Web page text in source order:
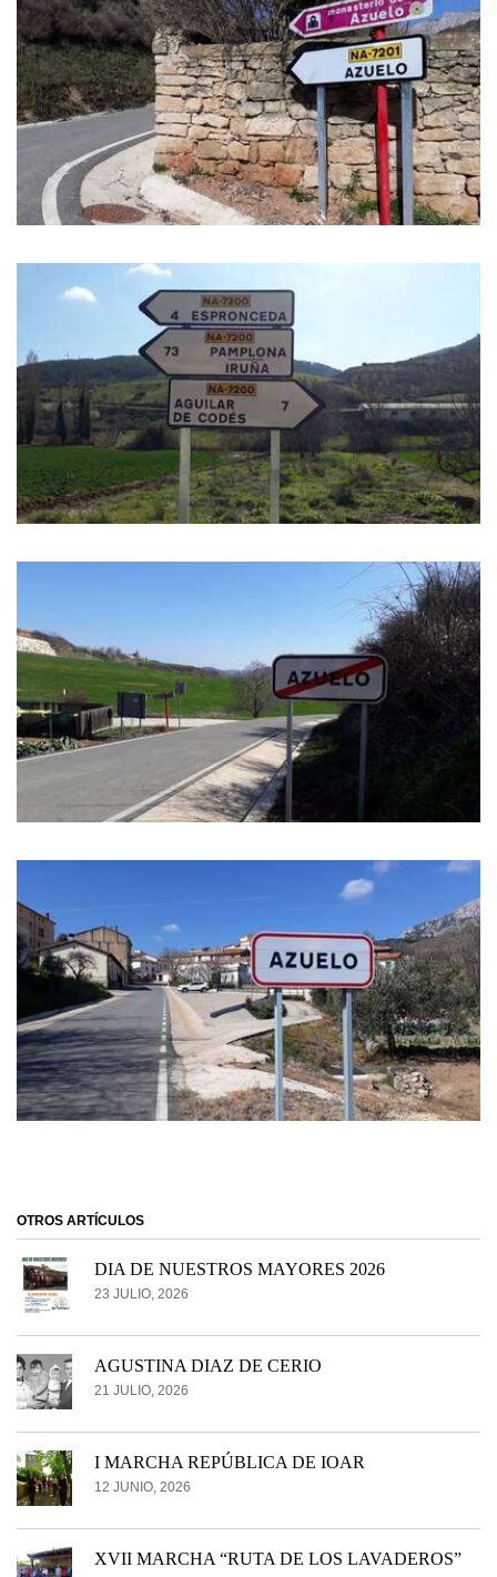
OTROS ARTÍCULOS
DIA DE NUESTROS MAYORES 2026
23 JULIO, 2026
AGUSTINA DIAZ DE CERIO
21 JULIO, 2026
I MARCHA REPÚBLICA DE IOAR
12 JUNIO, 2026
XVII MARCHA “RUTA DE LOS LAVADEROS”